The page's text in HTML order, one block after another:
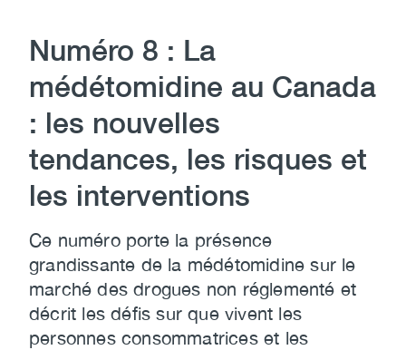
Numéro 8 : La
médétomidine au Canada
: les nouvelles
tendances, les risques et
les interventions
Ce numéro porte la présence
grandissante de la médétomidine sur le
marché des drogues non réglementé et
décrit les défis sur que vivent les
personnes consommatrices et les